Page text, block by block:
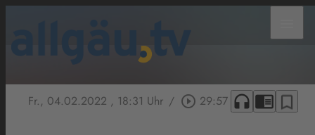
Fr., 04.02.2022 , 18:31 Uhr / play_circle_outline 29:57 headphones chrome_reader_mode bookmark_border